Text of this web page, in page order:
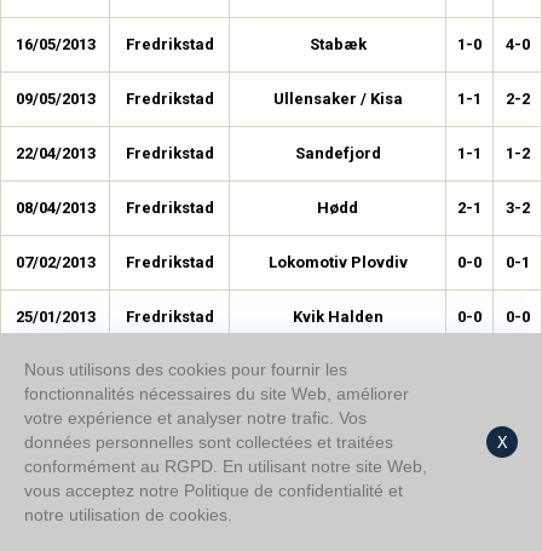
16/05/2013 Fredrikstad Stabæk 1-0 4-0
09/05/2013 Fredrikstad Ullensaker / Kisa 1-1 2-2
22/04/2013 Fredrikstad Sandefjord 1-1 1-2
08/04/2013 Fredrikstad Hødd 2-1 3-2
07/02/2013 Fredrikstad Lokomotiv Plovdiv 0-0 0-1
25/01/2013 Fredrikstad Kvik Halden 0-0 0-0
18/01/2013 Fredrikstad Ostsiden IL Sellebakk
Date Domicile Rival RF
20/06/2026 Midtjylland Lillestrøm
Nous utilisons des cookies pour fournir les
fonctionnalités nécessaires du site Web, améliorer
votre expérience et analyser notre trafic. Vos
données personnelles sont collectées et traitées
conformément au RGPD. En utilisant notre site Web,
vous acceptez notre Politique de confidentialité et
notre utilisation de cookies.
X